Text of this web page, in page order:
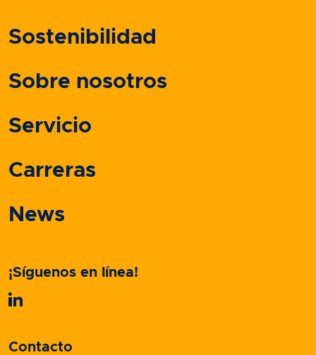
Sostenibilidad
Sobre nosotros
Servicio
Carreras
News
¡Síguenos en línea!
Contacto